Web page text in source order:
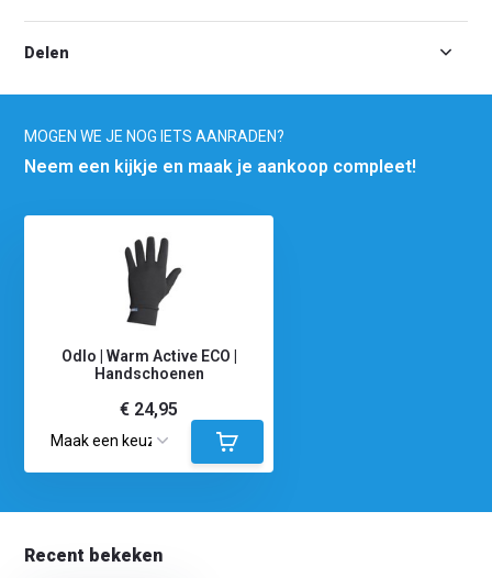
Delen
MOGEN WE JE NOG IETS AANRADEN?
Neem een kijkje en maak je aankoop compleet!
Odlo | Warm Active ECO |
Handschoenen
€ 24,95
Recent bekeken